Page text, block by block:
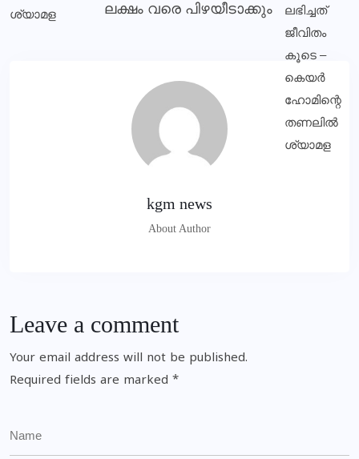
ലക്ഷം വരെ പിഴയീടാക്കും
kgm news
About Author
Leave a comment
Your email address will not be published.
Required fields are marked *